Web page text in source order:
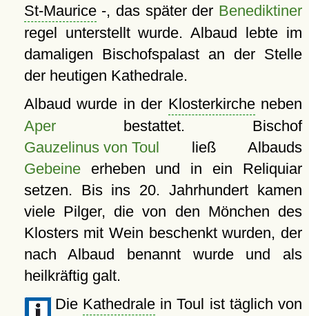
St-Maurice-, das später der Benediktiner
regel unterstellt wurde. Albaud lebte im
damaligen Bischofspalast an der Stelle
der heutigen Kathedrale.
Albaud wurde in der Klosterkircheneben
Aperbestattet. Bischof
Gauzelinus von Toul ließ Albauds
Gebeineerheben und in ein Reliquiar
setzen. Bis ins 20. Jahrhundert kamen
viele Pilger, die von den Mönchen des
Klosters mit Wein beschenkt wurden, der
nach Albaud benannt wurde und als
heilkräftig galt.
Die Kathedrale in Toul ist täglich von